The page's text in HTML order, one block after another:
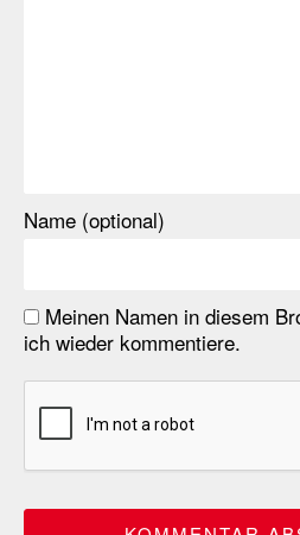
Name (optional)
Meinen Namen in diesem
ich wieder kommentiere.